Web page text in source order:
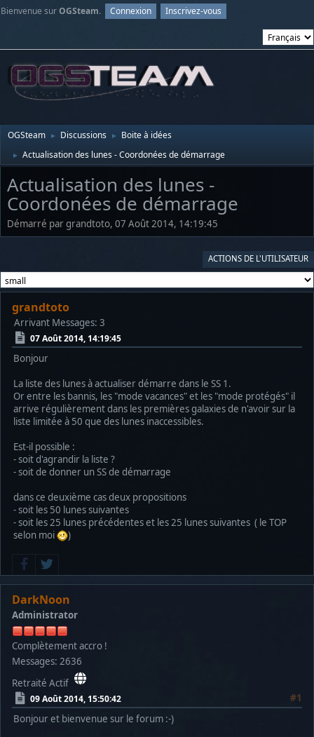
Bienvenue surOGSteam. Connexion Inscrivez-vous
OGSteam ► Discussions ► Boite à idées
► Actualisation des lunes - Coordonées de démarrage
Actualisation des lunes -
Coordonées de démarrage
Démarré par grandtoto, 07 Août 2014, 14:19:45
ACTIONS DE L'UTILISATEUR
grandtoto
Arrivant Messages: 3
07 Août 2014, 14:19:45
Bonjour
La liste des lunes à actualiser démarre dans le SS 1.
Or entre les bannis, les "mode vacances" et les "mode protégés" il
arrive régulièrement dans les premières galaxies de n'avoir sur la
liste limitée à 50 que des lunes inaccessibles.
Est-il possible :
- soit d'agrandir la liste ?
- soit de donner un SS de démarrage
dans ce deuxième cas deux propositions
- soit les 50 lunes suivantes
- soit les 25 lunes précédentes et les 25 lunes suivantes ( le TOP
selon moi
)
DarkNoon
Administrator
Complètement accro !
Messages: 2636
Retraité Actif
09 Août 2014, 15:50:42
#1
Bonjour et bienvenue sur le forum :-)